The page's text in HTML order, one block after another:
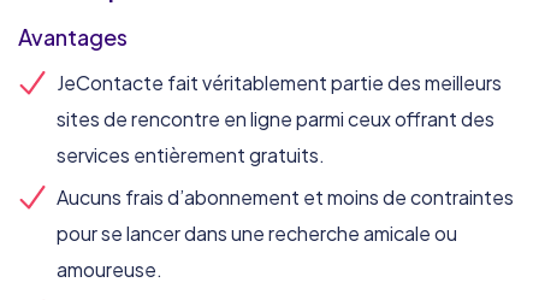
Avantages
JeContacte fait véritablement partie des meilleurs
sites de rencontre en ligne parmi ceux offrant des
services entièrement gratuits.
Aucuns frais d’abonnement et moins de contraintes
pour se lancer dans une recherche amicale ou
amoureuse.